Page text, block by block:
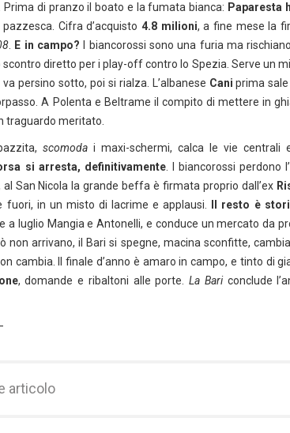
di pranzo il boato e la fumata bianca: Paparesta
Cifra d’acquisto 4.8 milioni, a fine mese la
E in campo? I biancorossi sono una furia ma
diretto per i play-off contro lo Spezia. Serve un
persino sotto, poi si rialza. L’albanese Cani prima
A Polenta e Beltrame il compito di mettere in
traguardo meritato.
scomoda i maxi-schermi, calca le vie centrali
si arresta, definitivamente. I biancorossi perdono
San Nicola la grande beffa è firmata proprio dall’ex
fuori, in un misto di lacrime e applausi.
Il resto è
a luglio Mangia e Antonelli, e conduce un mercato da
non arrivano, il Bari si spegne, macina sconfitte,
cambia. Il finale d’anno è amaro in campo, e tinto di
, domande e ribaltoni alle porte. La Bariconclude
articolo